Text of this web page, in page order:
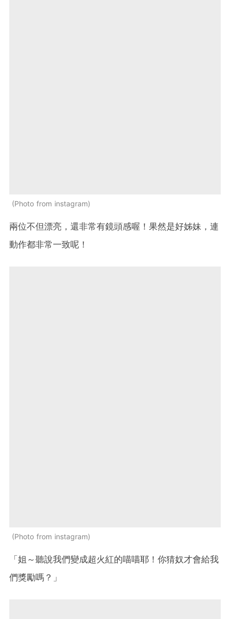
Photo from instagram
兩位不但漂亮，還非常有鏡頭感喔！果然是好姊妹，連
動作都非常一致呢！
Photo from instagram
「姐～聽說我們變成超火紅的喵喵耶！你猜奴才會給我
們獎勵嗎？」